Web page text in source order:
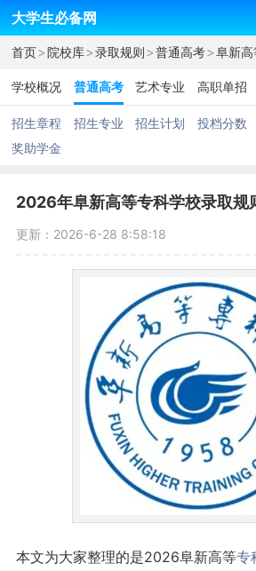
大学生必备网
首页>院校库>录取规则>普通高考>阜新
学校概况 普通高考 艺术专业 高职单招
招生章程 招生专业 招生计划 投档分数
奖助学金
2026年阜新高等专科学校录取规
更新：2026-6-28 8:58:18
本文为大家整理的是2026阜新高等专